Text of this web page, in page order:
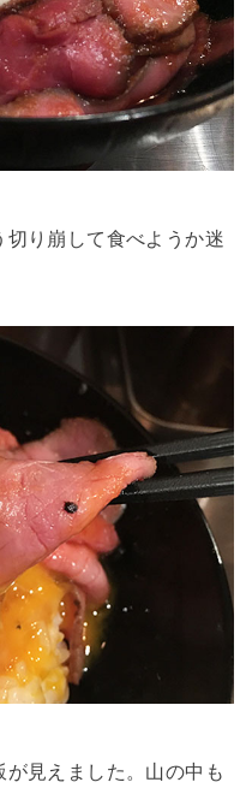
り崩して食べようか迷
見えました。山の中も